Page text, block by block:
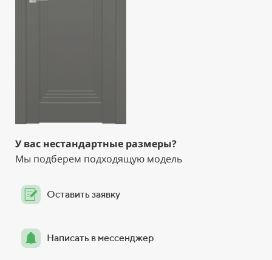
У вас нестандартные размеры?
Мы подберем подходящую модель
Оставить заявку
Написать в мессенджер